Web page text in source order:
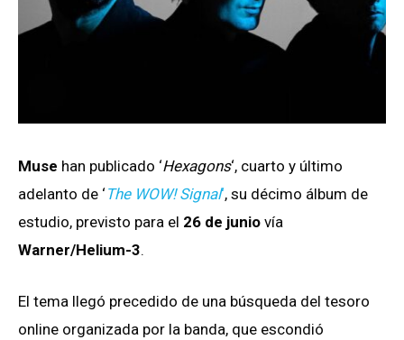
Muse han publicado ‘Hexagons‘, cuarto y último
adelanto de ‘The WOW! Signal‘, su décimo álbum de
estudio, previsto para el 26 de junio vía
Warner/Helium-3.
El tema llegó precedido de una búsqueda del tesoro
online organizada por la banda, que escondió